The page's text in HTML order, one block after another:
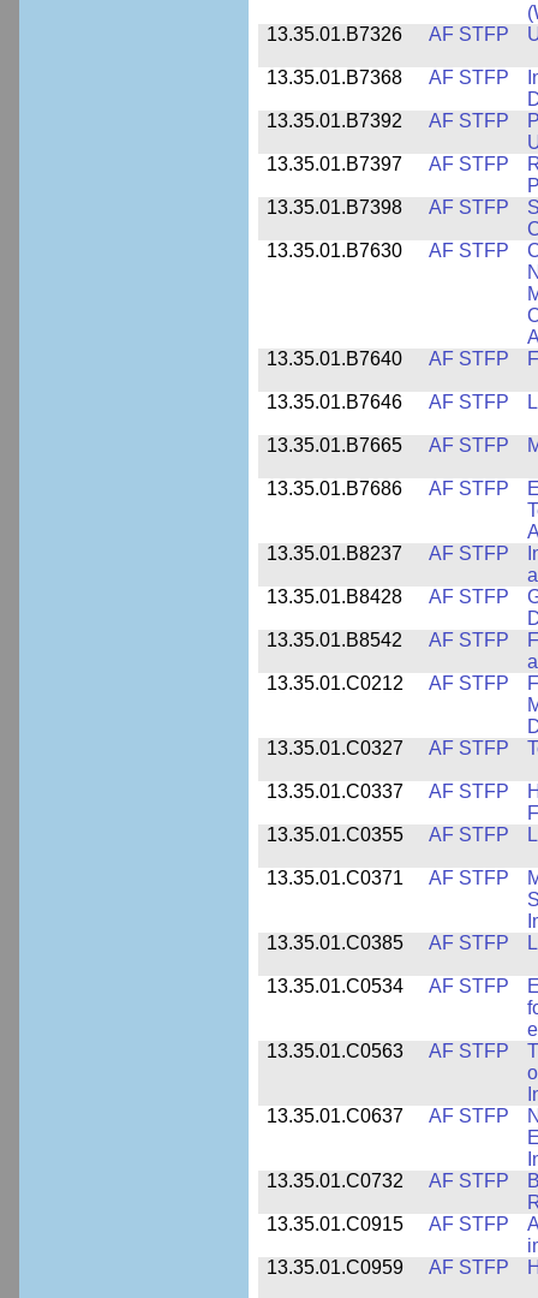
13.35.01.B7326
AF STFP
13.35.01.B7368 AF STFP
13.35.01.B7392
AF STFP
13.35.01.B7397
AF STFP
13.35.01.B7398
AF STFP
13.35.01.B7630
AF STFP
13.35.01.B7640
AF STFP
13.35.01.B7646 AF STFP
13.35.01.B7665 AF STFP
13.35.01.B7686 AF STFP
13.35.01.B8237
AF STFP
13.35.01.B8428
AF STFP
13.35.01.B8542
AF STFP
13.35.01.C0212
AF STFP
13.35.01.C0327
AF STFP
13.35.01.C0337 AF STFP
13.35.01.C0355
AF STFP
13.35.01.C0371 AF STFP
13.35.01.C0385
AF STFP
13.35.01.C0534 AF STFP
13.35.01.C0563
AF STFP
13.35.01.C0637
AF STFP
13.35.01.C0732
AF STFP
13.35.01.C0915
AF STFP
13.35.01.C0959
AF STFP